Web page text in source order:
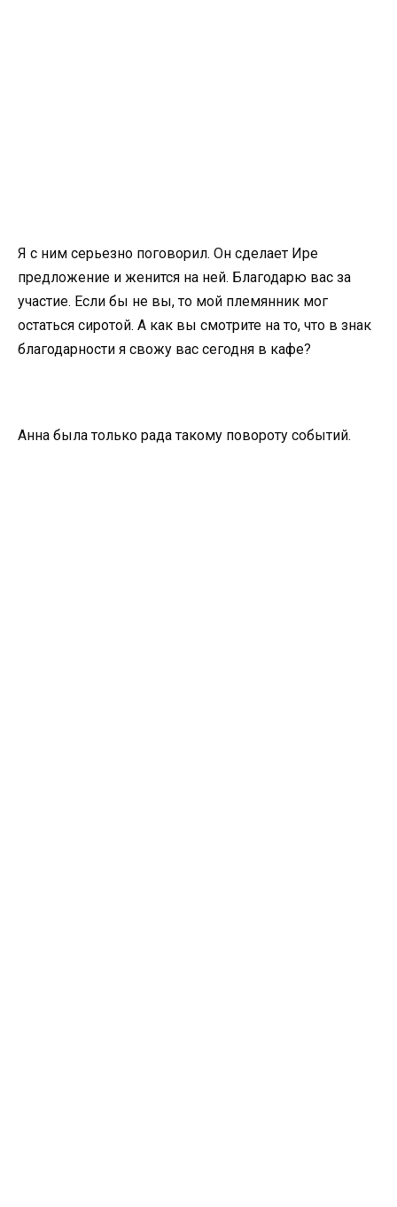
Я с ним серьезно поговорил. Он сделает Ире
предложение и женится на ней. Благодарю вас за
участие. Если бы не вы, то мой племянник мог
остаться сиротой. А как вы смотрите на то, что в знак
благодарности я свожу вас сегодня в кафе?
Анна была только рада такому повороту событий.